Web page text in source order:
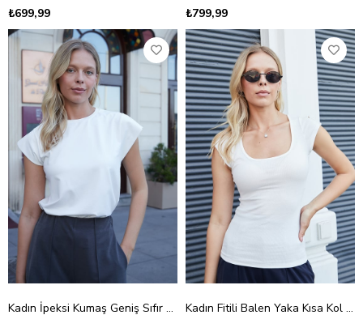
₺699,99
₺799,99
Kadın İpeksi Kumaş Geniş Sıfır Yaka Kısa Kol Tshirt Bluz-Krem
Kadın Fitili Balen Yaka Kısa Kol Kolu Apoletli Bluz-Krem